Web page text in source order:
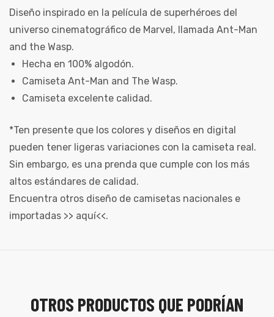
Diseño inspirado en la película de superhéroes del
universo cinematográfico de Marvel, llamada Ant-Man
and the Wasp.
Hecha en 100% algodón.
Camiseta Ant-Man and The Wasp.
Camiseta excelente calidad.
*Ten presente que los colores y diseños en digital
pueden tener ligeras variaciones con la camiseta real.
Sin embargo, es una prenda que cumple con los más
altos estándares de calidad.
Encuentra otros diseño de camisetas nacionales e
importadas >> aquí<<.
OTROS PRODUCTOS QUE PODRÍAN